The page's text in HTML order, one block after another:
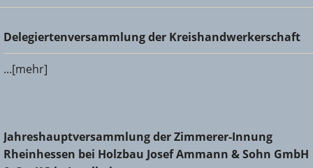
Delegiertenversammlung der Kreishandwerkerschaft
Delegiertenversammlung der Kreishandwerkerschaft
...[mehr]
Jahreshauptversammlung der Zimmerer-Innung
Rheinhessen bei Holzbau Josef Ammann & Sohn GmbH &
Co. KG in Ingelheim
Jahreshauptversammlung der Zimmerer-Innung
Rheinhessen bei Holzbau Josef Ammann & Sohn GmbH